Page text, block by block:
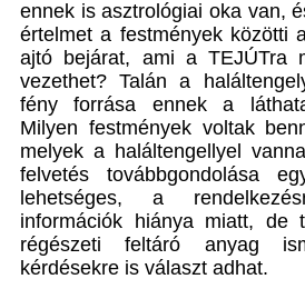
ennek is asztrológiai oka van,
értelmet a festmények közötti
ajtó bejárat, ami a TEJÚTra
vezethet? Talán a
fény forrása ennek a
Milyen festmények voltak
melyek a haláltengellyel
felvetés továbbgondolása
lehetséges, a
információk hiánya miatt, de
régészeti feltáró anyag
kérdésekre is választ adhat.